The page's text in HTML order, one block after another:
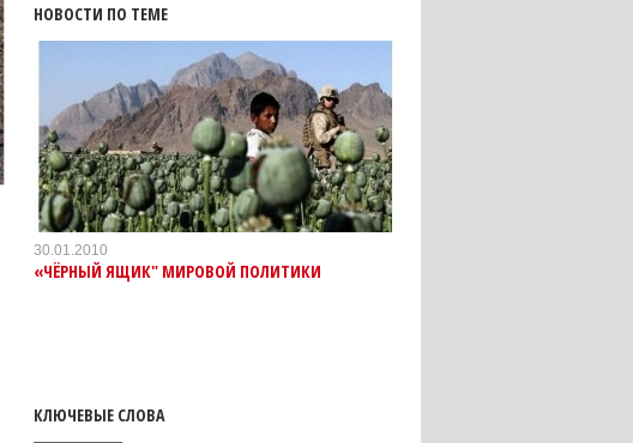
НОВОСТИ ПО ТЕМЕ
30.01.2010
«ЧЁРНЫЙ ЯЩИК" МИРОВОЙ ПОЛИТИКИ
КЛЮЧЕВЫЕ СЛОВА